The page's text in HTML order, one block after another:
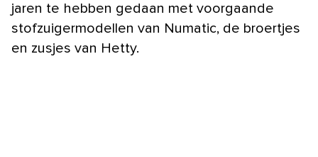
jaren te hebben gedaan met voorgaande
stofzuigermodellen van Numatic, de broertjes
en zusjes van Hetty.